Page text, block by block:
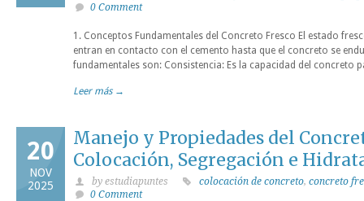
0 Comment
1. Conceptos Fundamentales del Concreto Fresco El estado
entran en contacto con el cemento hasta que el concreto se
fundamentales son: Consistencia: Es la capacidad del concreto
Leer más →
20
NOV
2025
Manejo y Propiedades del
Colocación, Segregación e
by estudiapuntes colocación de concreto, concreto
0 Comment